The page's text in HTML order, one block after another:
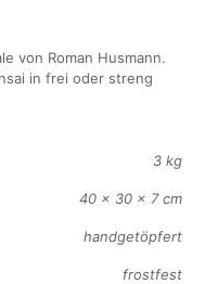
von Roman Husmann.
in frei oder streng
3 kg
40 × 30 × 7 cm
handgetöpfert
frostfest